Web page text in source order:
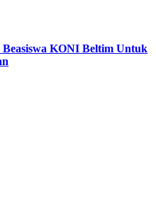
KONI Beltim Untuk